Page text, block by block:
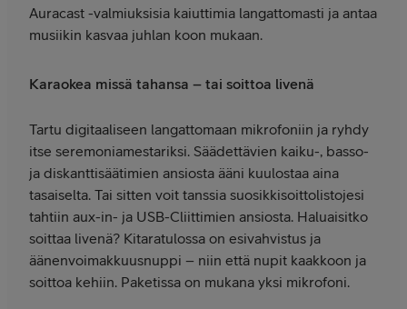
Auracast -valmiuksisia kaiuttimia langattomasti ja antaa
musiikin kasvaa juhlan koon mukaan.
Karaokea missä tahansa – tai soittoa livenä
Tartu digitaaliseen langattomaan mikrofoniin ja ryhdy
itse seremoniamestariksi. Säädettävien kaiku-, basso-
ja diskanttisäätimien ansiosta ääni kuulostaa aina
tasaiselta. Tai sitten voit tanssia suosikkisoittolistojesi
tahtiin aux-in- ja USB-Cliittimien ansiosta. Haluaisitko
soittaa livenä? Kitaratulossa on esivahvistus ja
äänenvoimakkuusnuppi – niin että nupit kaakkoon ja
soittoa kehiin. Paketissa on mukana yksi mikrofoni.